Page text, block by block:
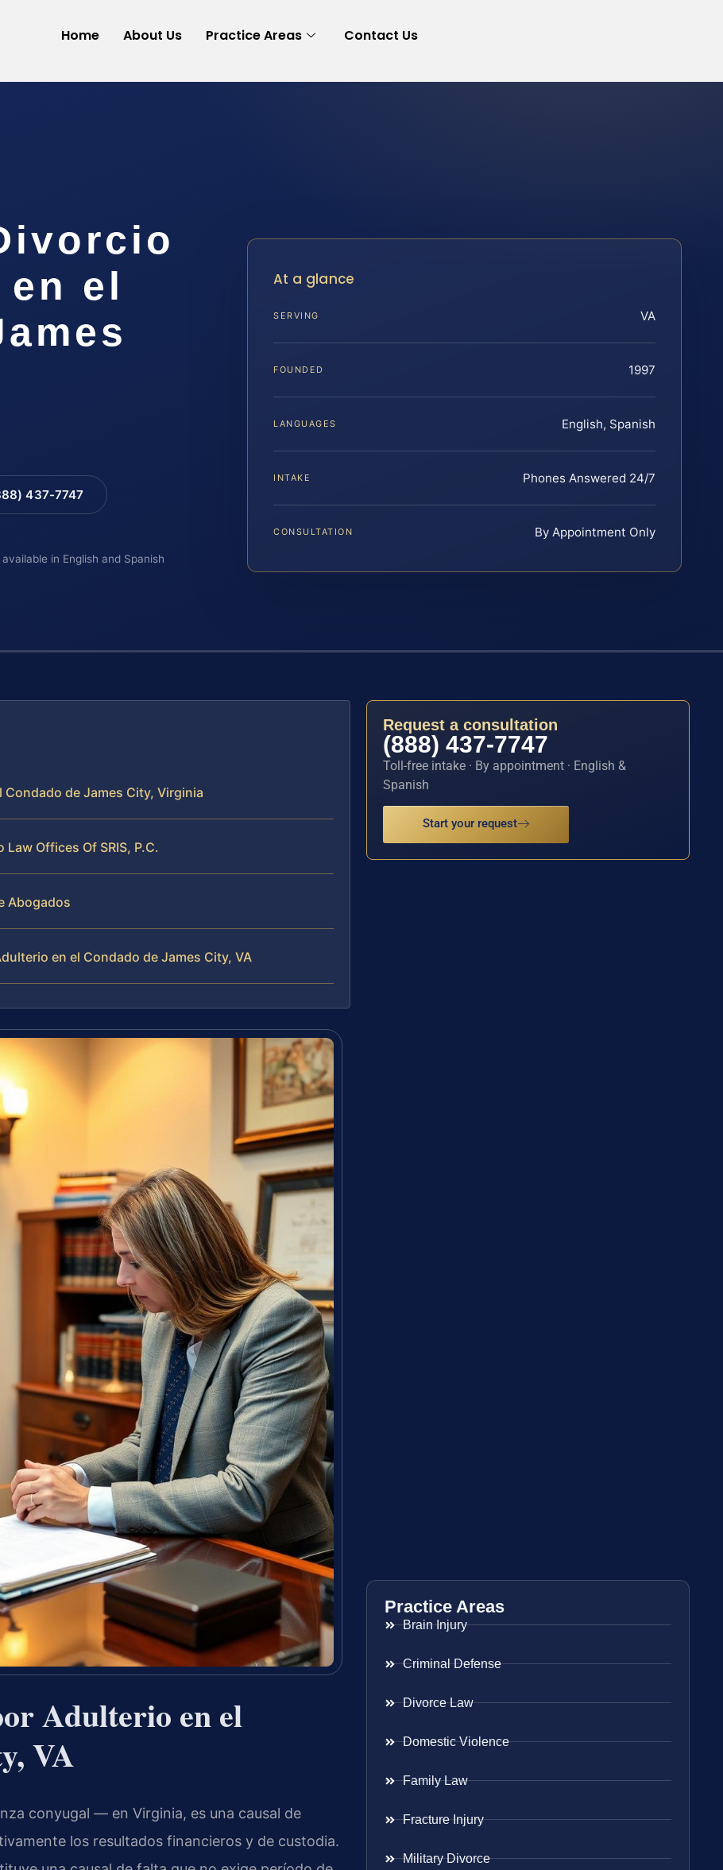
Home About Us Practice Areas Contact Us
el
437-7747
in English and Spanish
At a glance
SERVING VA
FOUNDED 1997
LANGUAGES English, Spanish
INTAKE Phones Answered 24/7
CONSULTATION By Appointment Only
de James City, Virginia
Offices Of SRIS, P.C.
Abogados
en el Condado de James City, VA
Adulterio en el
VA
conyugal — en Virginia, es una causal de
los resultados financieros y de custodia.
Request a consultation
(888) 437-7747
Toll-free intake · By appointment · English &
Spanish
Start your request
Practice Areas
Brain Injury
Criminal Defense
Divorce Law
Domestic Violence
Family Law
Fracture Injury
Military Divorce